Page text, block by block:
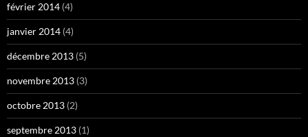
février 2014 (4)
janvier 2014 (4)
décembre 2013 (5)
novembre 2013 (3)
octobre 2013 (2)
septembre 2013 (1)